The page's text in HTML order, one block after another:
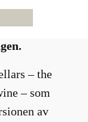
i
inför
– the
– som
av